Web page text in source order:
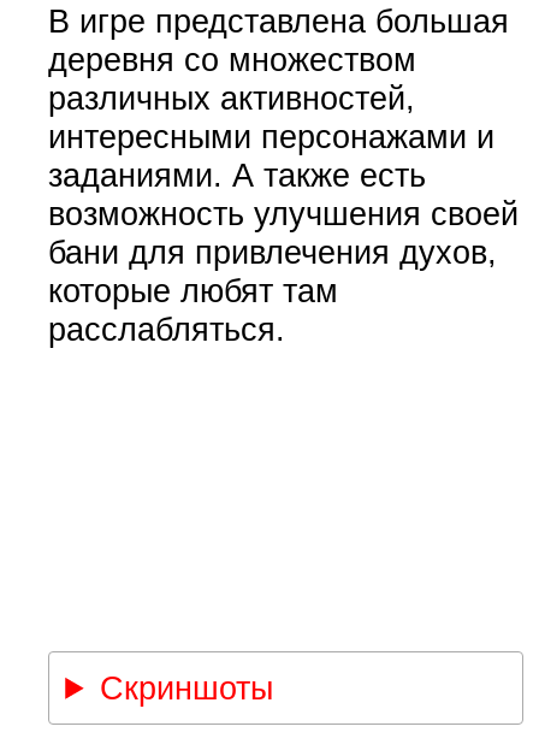
В игре представлена большая
деревня со множеством
различных активностей,
интересными персонажами и
заданиями. А также есть
возможность улучшения своей
бани для привлечения духов,
которые любят там
расслабляться.
Скриншоты